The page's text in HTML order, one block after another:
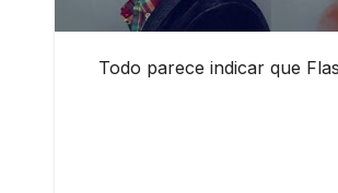
Todo parece indicar que